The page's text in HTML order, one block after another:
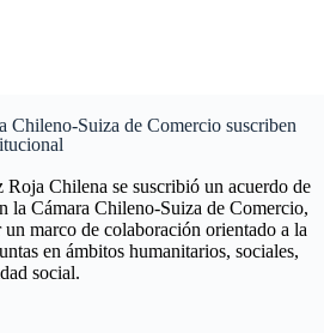
Chileno-Suiza de Comercio suscriben
Roja Chilena se suscribió un acuerdo de
la Cámara Chileno-Suiza de Comercio,
marco de colaboración orientado a la
en ámbitos humanitarios, sociales,
social.